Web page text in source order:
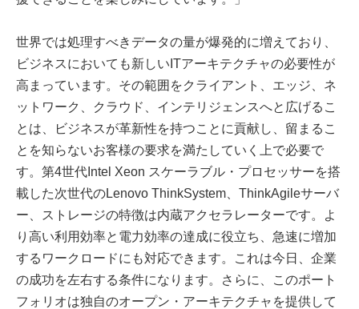
世界では処理すべきデータの量が爆発的に増えており、
ビジネスにおいても新しいITアーキテクチャの必要性が
高まっています。その範囲をクライアント、エッジ、ネ
ットワーク、クラウド、インテリジェンスへと広げるこ
とは、ビジネスが革新性を持つことに貢献し、留まるこ
とを知らないお客様の要求を満たしていく上で必要で
す。第4世代Intel Xeon スケーラブル・プロセッサーを搭
載した次世代のLenovo ThinkSystem、ThinkAgileサーバ
ー、ストレージの特徴は内蔵アクセラレーターです。よ
り高い利用効率と電力効率の達成に役立ち、急速に増加
するワークロードにも対応できます。これは今日、企業
の成功を左右する条件になります。さらに、このポート
フォリオは独自のオープン・アーキテクチャを提供して